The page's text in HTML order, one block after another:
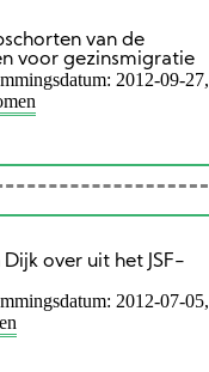
van de
voor gezinsmigratie
2012-09-27,
Dijk over uit het JSF-
2012-07-05,